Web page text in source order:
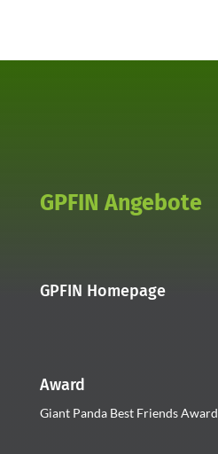
GPFIN Angebote
GPFIN Homepage
Award
Giant Panda Best Friends Award